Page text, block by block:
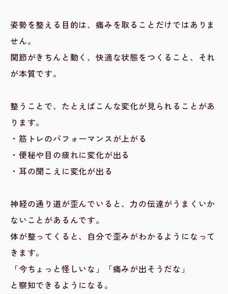
姿勢を整える目的は、痛みを取ることだけではありま
せん。
関節がきちんと動く、快適な状態をつくること、それ
が本質です。
整うことで、たとえばこんな変化が見られることがあ
ります。
・筋トレのパフォーマンスが上がる
・便秘や目の疲れに変化が出る
・耳の聞こえに変化が出る
神経の通り道が歪んでいると、力の伝達がうまくいか
ないことがあるんです。
体が整ってくると、自分で歪みがわかるようになって
きます。
「今ちょっと怪しいな」「痛みが出そうだな」
と察知できるようになる。